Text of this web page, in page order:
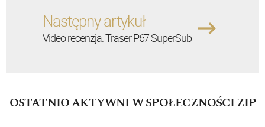
Następny artykuł
Video recenzja: Traser P67 SuperSub
OSTATNIO AKTYWNI W SPOŁECZNOŚCI ZIP